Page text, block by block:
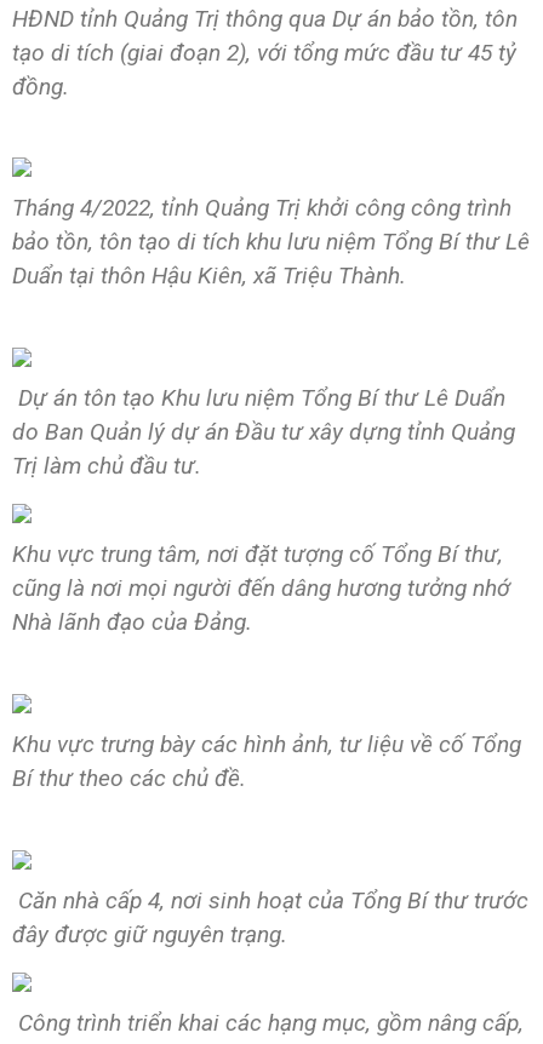
HĐND tỉnh Quảng Trị thông qua Dự án bảo tồn, tôn
tạo di tích (giai đoạn 2), với tổng mức đầu tư 45 tỷ
đồng.
Tháng 4/2022, tỉnh Quảng Trị khởi công công trình
bảo tồn, tôn tạo di tích khu lưu niệm Tổng Bí thư Lê
Duẩn tại thôn Hậu Kiên, xã Triệu Thành.
Dự án tôn tạo Khu lưu niệm Tổng Bí thư Lê Duẩn
do Ban Quản lý dự án Đầu tư xây dựng tỉnh Quảng
Trị làm chủ đầu tư.
Khu vực trung tâm, nơi đặt tượng cố Tổng Bí thư,
cũng là nơi mọi người đến dâng hương tưởng nhớ
Nhà lãnh đạo của Đảng.
Khu vực trưng bày các hình ảnh, tư liệu về cố Tổng
Bí thư theo các chủ đề.
Căn nhà cấp 4, nơi sinh hoạt của Tổng Bí thư trước
đây được giữ nguyên trạng.
Công trình triển khai các hạng mục, gồm nâng cấp,